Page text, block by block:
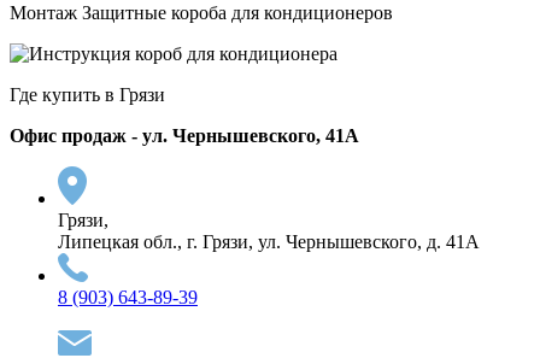
Монтаж Защитные короба для кондиционеров
Где купить в Грязи
Офис продаж - ул. Чернышевского, 41А
Грязи,
Липецкая обл., г. Грязи, ул. Чернышевского, д. 41А
8 (903) 643-89-39